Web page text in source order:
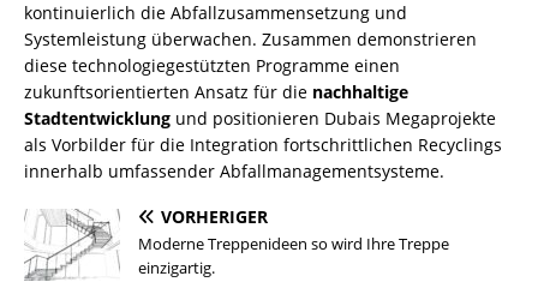
kontinuierlich die Abfallzusammensetzung und
Systemleistung überwachen. Zusammen demonstrieren
diese technologiegestützten Programme einen
zukunftsorientierten Ansatz für die nachhaltige
Stadtentwicklung und positionieren Dubais Megaprojekte
als Vorbilder für die Integration fortschrittlichen Recyclings
innerhalb umfassender Abfallmanagementsysteme.
VORHERIGER
Moderne Treppenideen so wird Ihre Treppe
einzigartig.